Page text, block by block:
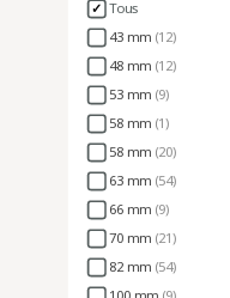
Tous
43 mm (12)
48 mm (12)
53 mm (9)
58 mm (1)
58 mm (20)
63 mm (54)
66 mm (9)
70 mm (21)
82 mm (54)